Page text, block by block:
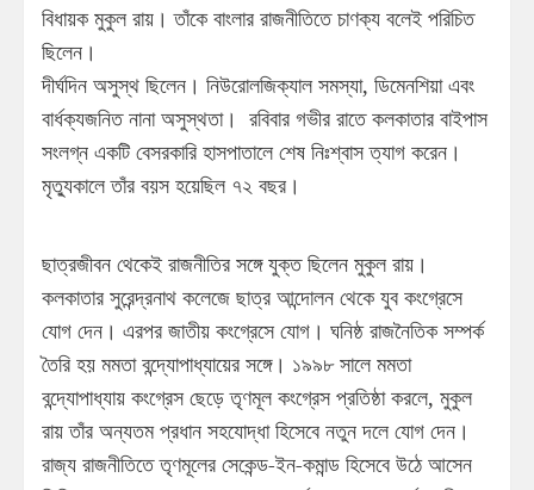
বিধায়ক মুকুল রায়। তাঁকে বাংলার রাজনীতিতে চাণক্য বলেই পরিচিত
ছিলেন।
দীর্ঘদিন অসুস্থ ছিলেন। নিউরোলজিক্যাল সমস্যা, ডিমেনশিয়া এবং
বার্ধক্যজনিত নানা অসুস্থতা। রবিবার গভীর রাতে কলকাতার বাইপাস
সংলগ্ন একটি বেসরকারি হাসপাতালে শেষ নিঃশ্বাস ত্যাগ করেন।
মৃত্যুকালে তাঁর বয়স হয়েছিল ৭২ বছর।
ছাত্রজীবন থেকেই রাজনীতির সঙ্গে যুক্ত ছিলেন মুকুল রায়।
কলকাতার সুরেন্দ্রনাথ কলেজে ছাত্র আন্দোলন থেকে যুব কংগ্রেসে
যোগ দেন। এরপর জাতীয় কংগ্রেসে যোগ। ঘনিষ্ঠ রাজনৈতিক সম্পর্ক
তৈরি হয় মমতা বন্দ্যোপাধ্যায়ের সঙ্গে। ১৯৯৮ সালে মমতা
বন্দ্যোপাধ্যায় কংগ্রেস ছেড়ে তৃণমূল কংগ্রেস প্রতিষ্ঠা করলে, মুকুল
রায় তাঁর অন্যতম প্রধান সহযোদ্ধা হিসেবে নতুন দলে যোগ দেন।
রাজ্য রাজনীতিতে তৃণমূলের সেকেন্ড-ইন-কমান্ড হিসেবে উঠে আসেন